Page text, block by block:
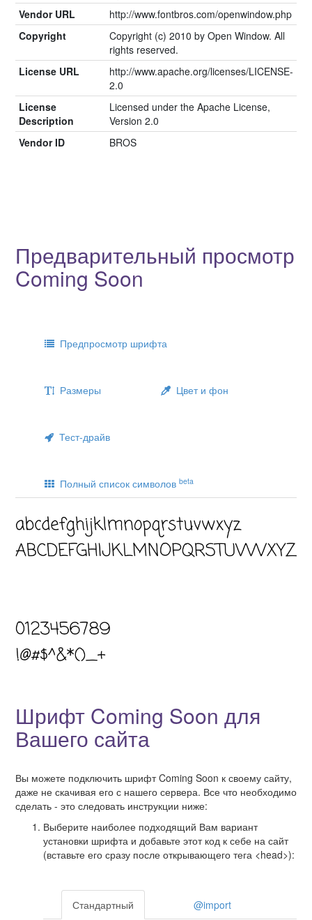
Vendor URL
http://www.fontbros.com/openwindow.php
Copyright
Copyright (c) 2010 by Open Window. All
rights reserved.
License URL
http://www.apache.org/licenses/LICENSE-
2.0
License
Description
Licensed under the Apache License,
Version 2.0
Vendor ID
BROS
Предварительный просмотр
Coming Soon
Предпросмотр шрифта
Размеры Цвет и фон
Тест-драйв
Полный список символов beta
Шрифт Coming Soon для
Вашего сайта
Вы можете подключить шрифт Coming Soon к своему сайту,
даже не скачивая его с нашего сервера. Все что необходимо
сделать - это следовать инструкции ниже:
Выберите наиболее подходящий Вам вариант
установки шрифта и добавьте этот код к себе на сайт
(вставьте его сразу после открывающего тега <head>):
Стандартный @import